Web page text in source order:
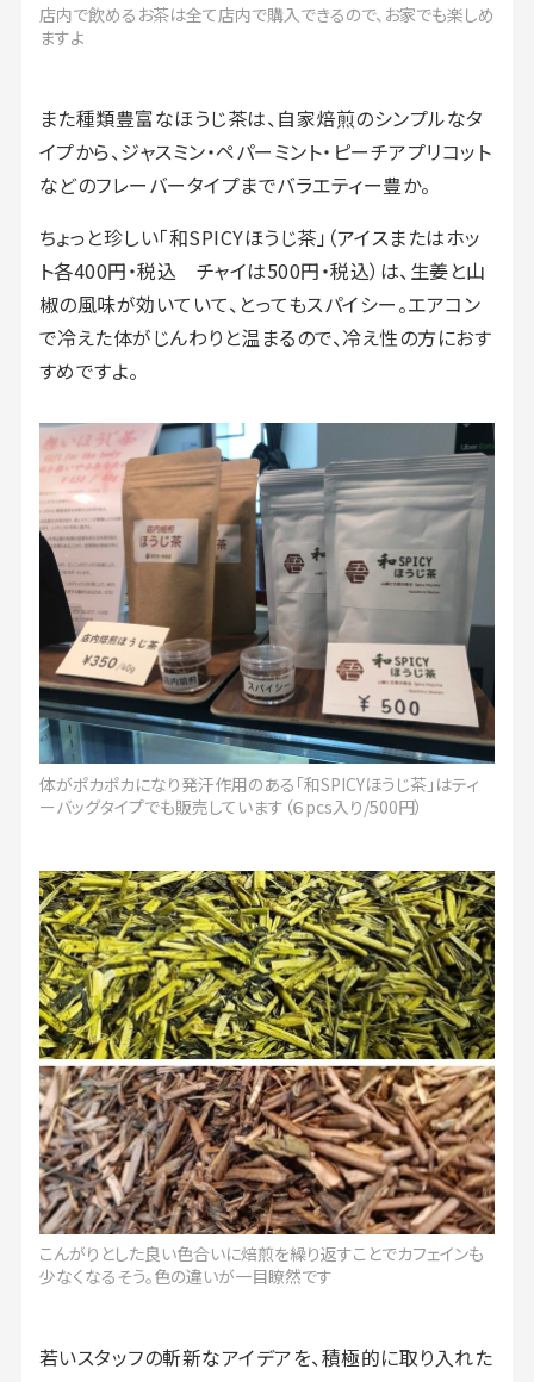
店内で飲めるお茶は全て店内で購入できるので、お家でも楽しめ
ますよ
また種類豊富なほうじ茶は、自家焙煎のシンプルなタ
イプから、ジャスミン・ペパーミント・ピーチアプリコット
などのフレーバータイプまでバラエティー豊か。
ちょっと珍しい「和SPICYほうじ茶」（アイスまたはホッ
ト各400円・税込 チャイは500円・税込）は、生姜と山
椒の風味が効いていて、とってもスパイシー。エアコン
で冷えた体がじんわりと温まるので、冷え性の方におす
すめですよ。
体がポカポカになり発汗作用のある「和SPICYほうじ茶」はティ
ーバッグタイプでも販売しています（６pcs入り/500円）
こんがりとした良い色合いに焙煎を繰り返すことでカフェインも
少なくなるそう。色の違いが一目瞭然です
若いスタッフの斬新なアイデアを、積極的に取り入れた